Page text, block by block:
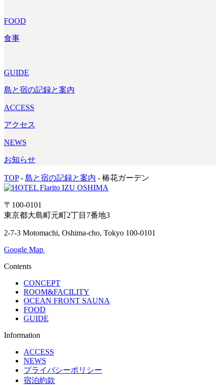
FOOD
食事
GUIDE
島と宿の記録と案内
ACCESS
アクセス
NEWS
お知らせ
TOP - 島と宿の記録と案内 - 椿花ガーデン
〒100-0101
東京都大島町元町2丁目7番地3
2-7-3 Motomachi, Oshima-cho, Tokyo 100-0101
Google Map
Contents
CONCEPT
ROOM&FACILITY
OCEAN FRONT SAUNA
FOOD
GUIDE
Information
ACCESS
NEWS
プライバシーポリシー
宿泊約款